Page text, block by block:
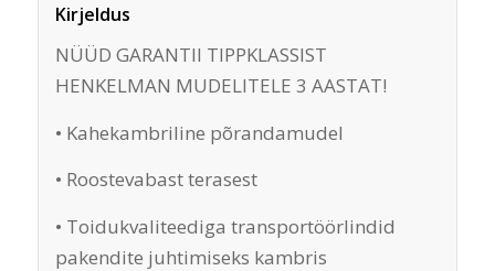
Kirjeldus
NÜÜD GARANTII TIPPKLASSIST
HENKELMAN MUDELITELE 3 AASTAT!
• Kahekambriline põrandamudel
• Roostevabast terasest
• Toidukvaliteediga transportöörlindid
pakendite juhtimiseks kambris